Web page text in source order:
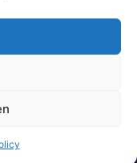
in om het